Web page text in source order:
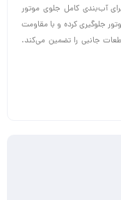
آب‌بندی کامل جلوی موتور
جلوگیری کرده و با مقاومت
جانبی را تضمین می‌کند.